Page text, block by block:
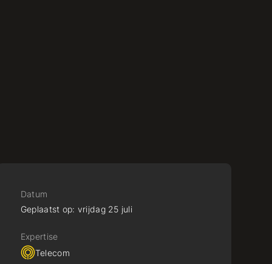
Datum
Geplaatst op: vrijdag 25 juli
Expertise
Telecom